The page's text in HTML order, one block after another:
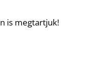
is megtartjuk!